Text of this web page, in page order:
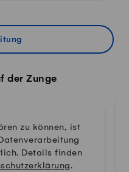
der Zunge
zu können, ist
Details finden
.